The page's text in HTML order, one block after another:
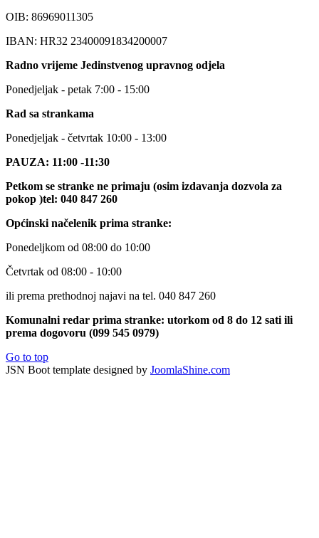
OIB: 86969011305
IBAN: HR32 23400091834200007
Radno vrijeme Jedinstvenog upravnog odjela
Ponedjeljak - petak 7:00 - 15:00
Rad sa strankama
Ponedjeljak - četvrtak 10:00 - 13:00
PAUZA: 11:00 -11:30
Petkom se stranke ne primaju (osim izdavanja dozvola za
pokop )tel: 040 847 260
Općinski načelenik prima stranke:
Ponedeljkom od 08:00 do 10:00
Četvrtak od 08:00 - 10:00
ili prema prethodnoj najavi na tel. 040 847 260
Komunalni redar prima stranke: utorkom od 8 do 12 sati ili
prema dogovoru (099 545 0979)
Go to top
JSN Boot template designed by JoomlaShine.com